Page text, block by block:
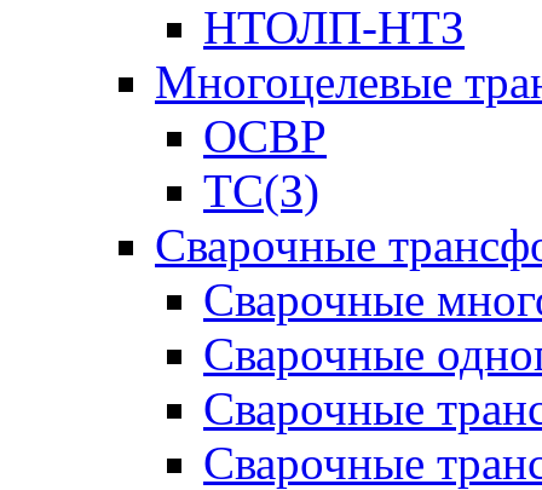
НТОЛП-НТЗ
Многоцелевые
ОСВР
ТС(З)
Сварочные
Сварочные
Сварочные
Сварочные
Сварочные